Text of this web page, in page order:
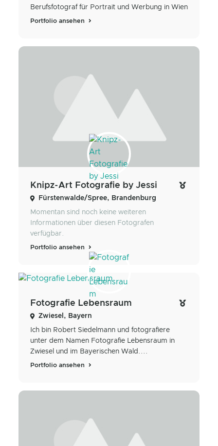
Berufsfotograf für Portrait und Werbung in Wien
Portfolio ansehen
Knipz-Art Fotografie by Jessi
Fürstenwalde/Spree, Brandenburg
Momentan sind noch keine weiteren
Informationen über diesen Fotografen
verfügbar.
Portfolio ansehen
Fotografie Lebensraum
Zwiesel, Bayern
Ich bin Robert Siedelmann und fotografiere
unter dem Namen Fotografie Lebensraum in
Zwiesel und im Bayerischen Wald....
Portfolio ansehen